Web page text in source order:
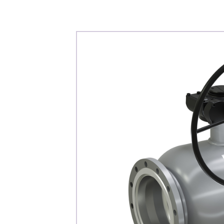
Каталог
Клиентам
Застройщикам
Снабженцам и
Монтажным
Предприятиям и
О
История компании